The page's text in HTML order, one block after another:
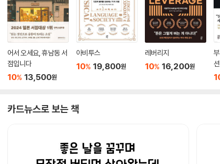
어서 오세요, 휴남동 서
점입니다
10% 13,500원
아비투스
10% 19,800원
레버리지
10% 16,200원
카드뉴스로 보는 책